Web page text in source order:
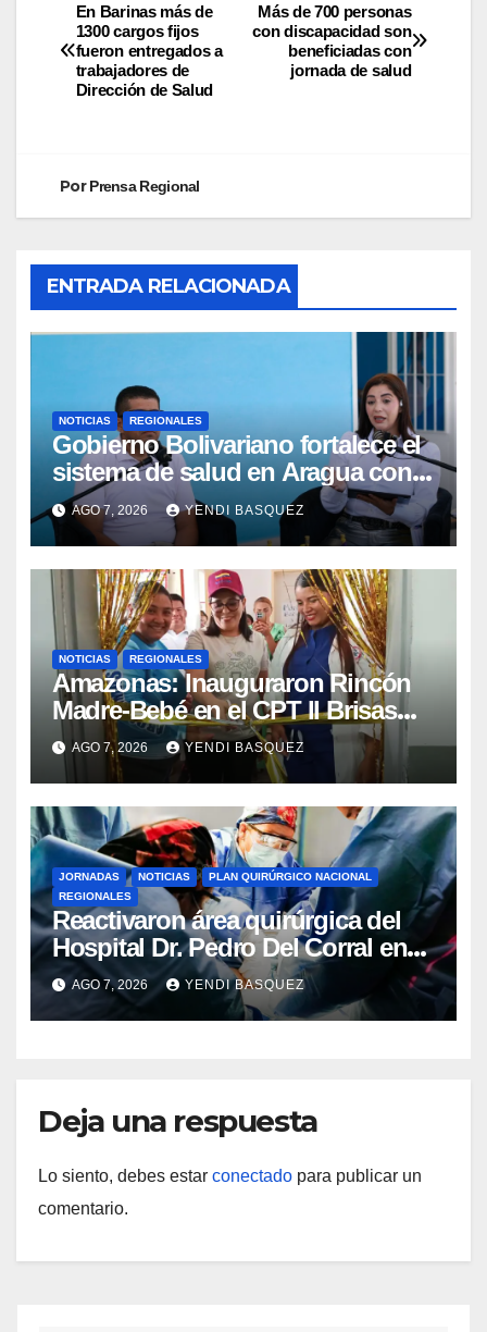
Más de 700 personas
con discapacidad son
beneficiadas con
jornada de salud
En Barinas más de
1300 cargos fijos
fueron entregados a
trabajadores de
Dirección de Salud
PorPrensa Regional
ENTRADA RELACIONADA
NOTICIAS REGIONALES
Gobierno Bolivariano fortalece el
sistema de salud en Aragua con
la reinauguración del CDI La Mora
AGO 7, 2026 YENDI BASQUEZ
NOTICIAS REGIONALES
​Amazonas: Inauguraron Rincón
Madre-Bebé en el CPT II Brisas
del Aeropuerto ​Inauguraron
Rincón
AGO 7, 2026 YENDI BASQUEZ
JORNADAS NOTICIAS
PLAN QUIRÚRGICO NACIONAL
REGIONALES
Reactivaron área quirúrgica del
Hospital Dr. Pedro Del Corral en
Guárico
AGO 7, 2026 YENDI BASQUEZ
Deja una respuesta
Lo siento, debes estar conectado para publicar un
comentario.